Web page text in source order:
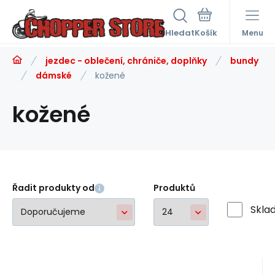
Hledat Menu
jezdec - oblečení, chrániče, doplňky
bundy
dámské
kožené
kožené
Řadit produkty od Produktů